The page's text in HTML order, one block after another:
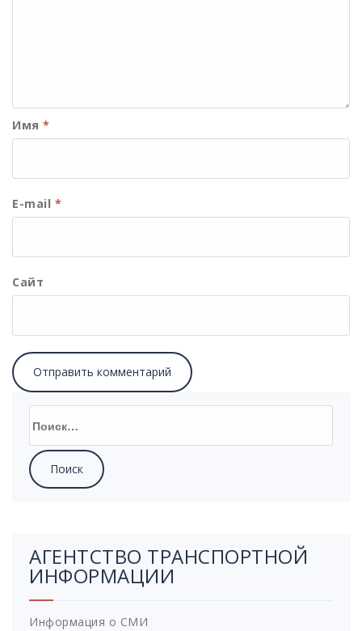
Имя *
E-mail *
Сайт
АГЕНТСТВО ТРАНСПОРТНОЙ
ИНФОРМАЦИИ
Информация о СМИ